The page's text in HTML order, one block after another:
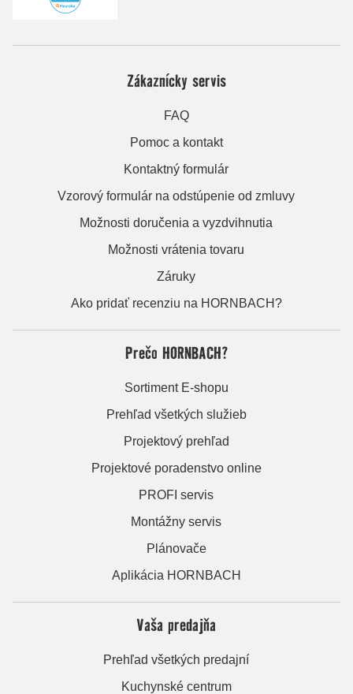
Zákaznícky servis
FAQ
Pomoc a kontakt
Kontaktný formulár
Vzorový formulár na odstúpenie od zmluvy
Možnosti doručenia a vyzdvihnutia
Možnosti vrátenia tovaru
Záruky
Ako pridať recenziu na HORNBACH?
Prečo HORNBACH?
Sortiment E-shopu
Prehľad všetkých služieb
Projektový prehľad
Projektové poradenstvo online
PROFI servis
Montážny servis
Plánovače
Aplikácia HORNBACH
Vaša predajňa
Prehľad všetkých predajní
Kuchynské centrum